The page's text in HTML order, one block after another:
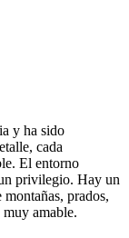
y ha sido
cada
El entorno
privilegio. Hay un
prados,
muy amable.